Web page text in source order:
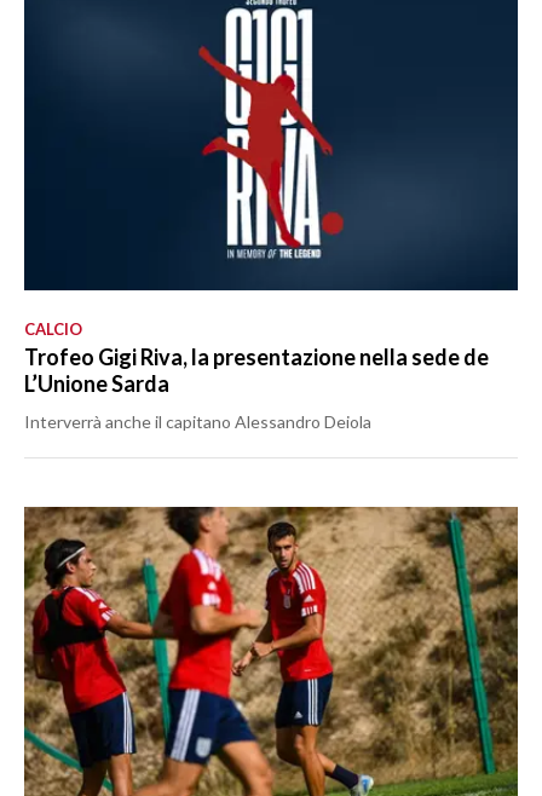
CALCIO
Trofeo Gigi Riva, la presentazione nella sede de
L’Unione Sarda
Interverrà anche il capitano Alessandro Deiola